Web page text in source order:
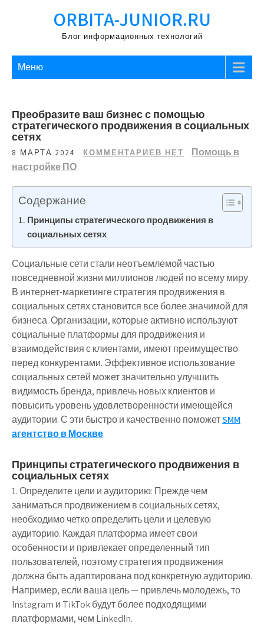
ORBITA-JUNIOR.RU
Блог информационных технологий
Меню
Преобразите ваш бизнес с помощью
стратегического продвижения в социальных
сетях
8 МАРТА 2024 КОММЕНТАРИЕВ НЕТ
Помощь в
настройке ПО
Содержание
Принципы стратегического продвижения в
социальных сетях
Социальные сети стали неотъемлемой частью
повседневной жизни миллионов людей по всему миру.
В интернет-маркетинге стратегия продвижения в
социальных сетях становится все более значимой для
бизнеса. Организации, которые активно используют
социальные платформы для продвижения и
взаимодействия с клиентами, имеют преимущество
перед конкурентами. Эффективное использование
социальных сетей может значительно улучшить
видимость бренда, привлечь новых клиентов и
повысить уровень удовлетворенности имеющейся
аудитории. С эти быстро и качественно поможетSMM
агентство в Москве.
Принципы стратегического продвижения в
социальных сетях
1. Определите цели и аудиторию: Прежде чем
заниматься продвижением в социальных сетях,
необходимо четко определить цели и целевую
аудиторию. Каждая платформа имеет свои
особенности и привлекает определенный тип
пользователей, поэтому стратегия продвижения
должна быть адаптирована под конкретную аудиторию.
Например, если ваша цель — привлечь молодежь, то
Instagram и TikTok будут более подходящими
платформами, чем LinkedIn.